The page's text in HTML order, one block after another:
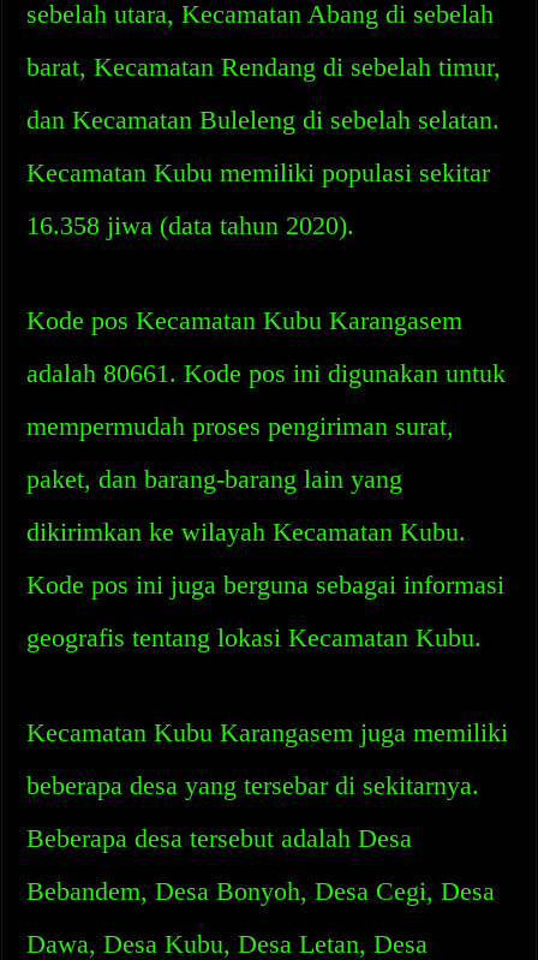
sebelah utara, Kecamatan Abang di sebelah
barat, Kecamatan Rendang di sebelah timur,
dan Kecamatan Buleleng di sebelah selatan.
Kecamatan Kubu memiliki populasi sekitar
16.358 jiwa (data tahun 2020).
Kode pos Kecamatan Kubu Karangasem
adalah 80661. Kode pos ini digunakan untuk
mempermudah proses pengiriman surat,
paket, dan barang-barang lain yang
dikirimkan ke wilayah Kecamatan Kubu.
Kode pos ini juga berguna sebagai informasi
geografis tentang lokasi Kecamatan Kubu.
Kecamatan Kubu Karangasem juga memiliki
beberapa desa yang tersebar di sekitarnya.
Beberapa desa tersebut adalah Desa
Bebandem, Desa Bonyoh, Desa Cegi, Desa
Dawa, Desa Kubu, Desa Letan, Desa